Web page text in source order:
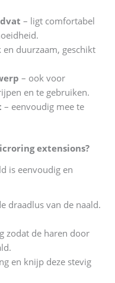
– ligt comfortabel
en duurzaam, geschikt
– ook voor
en te gebruiken.
– eenvoudig mee te
extensions?
is eenvoudig en
draadlus van de naald.
zodat de haren door
en knijp deze stevig